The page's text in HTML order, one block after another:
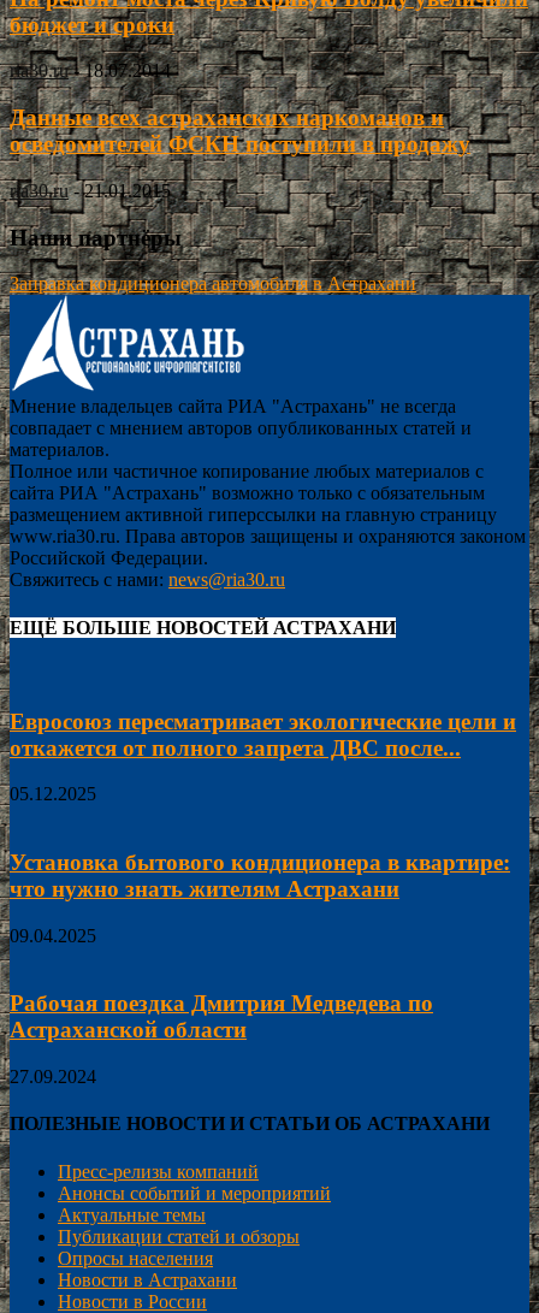
бюджет и сроки
ria30.ru - 18.07.2014
Данные всех астраханских наркоманов и
осведомителей ФСКН поступили в продажу
ria30.ru - 21.01.2015
Наши партнёры
Заправка кондиционера автомобиля в Астрахани
Мнение владельцев сайта РИА "Астрахань" не всегда
совпадает с мнением авторов опубликованных статей и
материалов.
Полное или частичное копирование любых материалов с
сайта РИА "Астрахань" возможно только с обязательным
размещением активной гиперссылки на главную страницу
www.ria30.ru. Права авторов защищены и охраняются законом
Российской Федерации.
Свяжитесь с нами: news@ria30.ru
ЕЩЁ БОЛЬШЕ НОВОСТЕЙ АСТРАХАНИ
Евросоюз пересматривает экологические цели и
откажется от полного запрета ДВС после...
05.12.2025
Установка бытового кондиционера в квартире:
что нужно знать жителям Астрахани
09.04.2025
Рабочая поездка Дмитрия Медведева по
Астраханской области
27.09.2024
ПОЛЕЗНЫЕ НОВОСТИ И СТАТЬИ ОБ АСТРАХАНИ
Пресс-релизы компаний
Анонсы событий и мероприятий
Актуальные темы
Публикации статей и обзоры
Опросы населения
Новости в Астрахани
Новости в России